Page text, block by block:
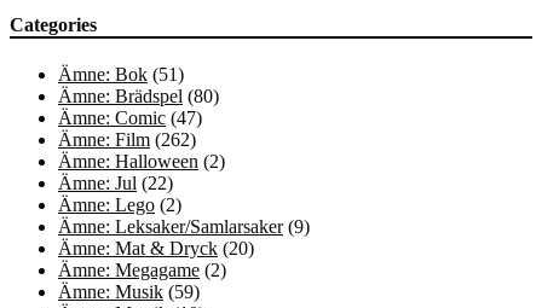
Categories
Ämne: Bok (51)
Ämne: Brädspel (80)
Ämne: Comic (47)
Ämne: Film (262)
Ämne: Halloween (2)
Ämne: Jul (22)
Ämne: Lego (2)
Ämne: Leksaker/Samlarsaker(9)
Ämne: Mat & Dryck (20)
Ämne: Megagame (2)
Ämne: Musik (59)